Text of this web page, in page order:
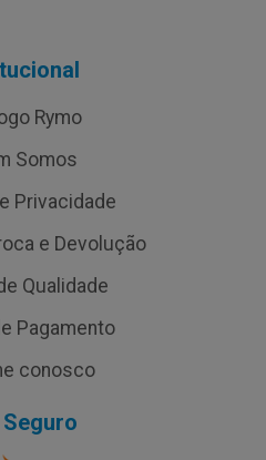
Rymo
Somos
Privacidade
e Devolução
Qualidade
Pagamento
conosco